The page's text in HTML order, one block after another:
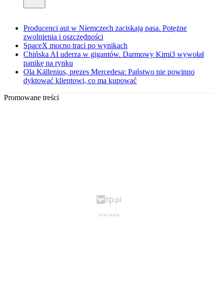
Producenci aut w Niemczech zaciskają pasa. Potężne
zwolnienia i oszczędności
SpaceX mocno traci po wynikach
Chińska AI uderza w gigantów. Darmowy Kimi3 wywołał
panikę na rynku
Ola Källenius, prezes Mercedesa: Państwo nie powinno
dyktować klientowi, co ma kupować
Promowane treści